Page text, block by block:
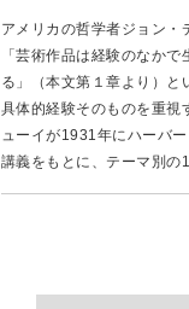
アメリカの哲学者ジョン・
「芸術作品は経験のなか
る」（本文第１章より）と
具体的経験そのものを重視
ューイが1931年にハーバ
講義をもとに、テーマ別の